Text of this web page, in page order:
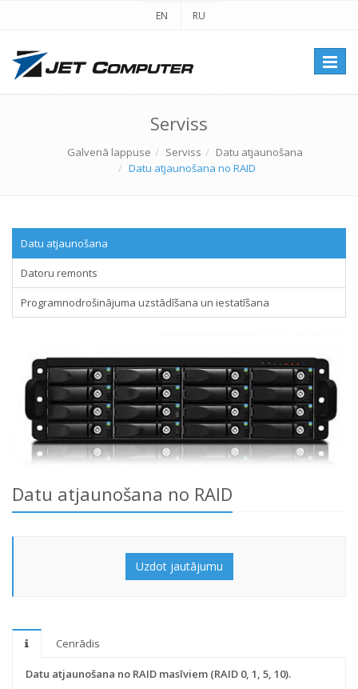
EN RU
Serviss
Galvenā lappuse Serviss
Datu atjaunošana
Datu atjaunošana no RAID
Datu atjaunošana
Datoru remonts
Programnodrošinājuma uzstādīšana un iestatīšana
Datu atjaunošana no RAID
Uzdot jautājumu
Cenrādis
Datu atjaunošana no RAID masīviem (RAID 0, 1, 5, 10).